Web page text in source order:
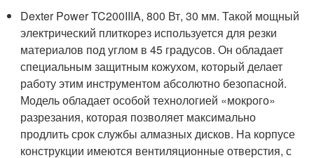
Dexter Power TC200IIIA, 800 Вт, 30 мм. Такой мощный
электрический плиткорез используется для резки
материалов под углом в 45 градусов. Он обладает
специальным защитным кожухом, который делает
работу этим инструментом абсолютно безопасной.
Модель обладает особой технологией «мокрого»
разрезания, которая позволяет максимально
продлить срок службы алмазных дисков. На корпусе
конструкции имеются вентиляционные отверстия, с